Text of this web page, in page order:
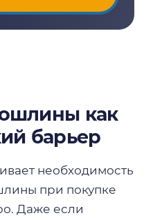
как
барьер
необходимость
при покупке
Даже если